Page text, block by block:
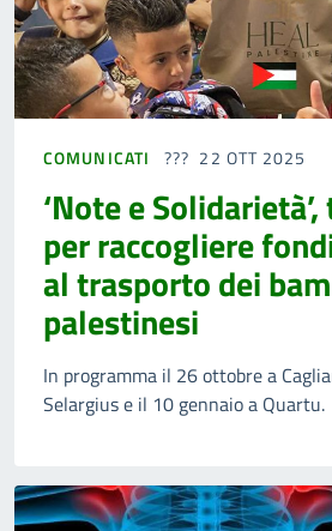
COMUNICATI 22 OTT 2025
‘Note e
per raccogliere
al trasporto dei
palestinesi
In programma il 26 ottobre a
Selargius e il 10 gennaio a Quartu.